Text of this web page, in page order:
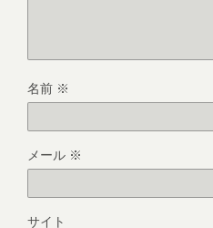
名前 ※
メール ※
サイト